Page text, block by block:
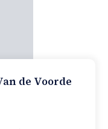
de Voorde